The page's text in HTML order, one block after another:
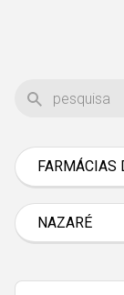
FARMÁCIAS
Braga
Bragança
NAZARÉ